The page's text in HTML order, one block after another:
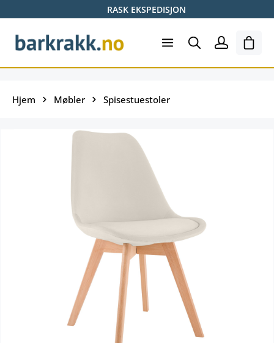
RASK EKSPEDISJON
Hjem Møbler Spisestuestoler